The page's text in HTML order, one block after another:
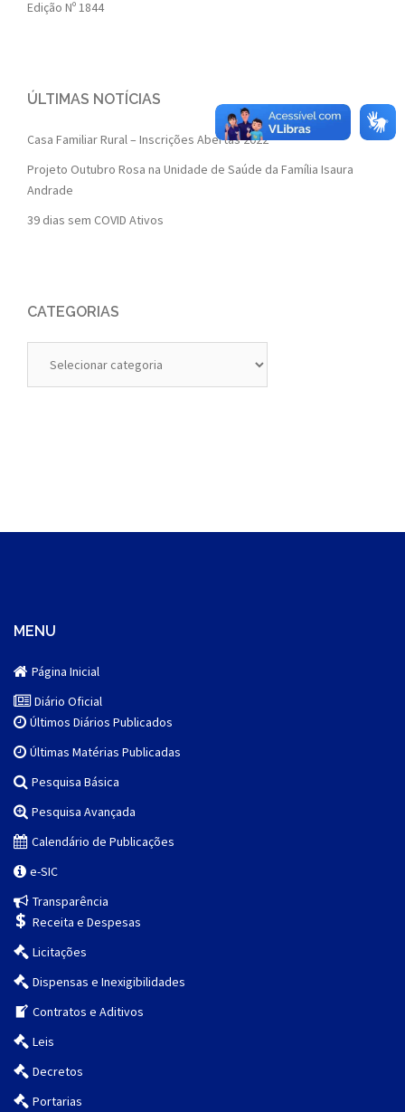
Edição Nº 1844
ÚLTIMAS NOTÍCIAS
Casa Familiar Rural – Inscrições Abertas 2022
Projeto Outubro Rosa na Unidade de Saúde da Família Isaura
Andrade
39 dias sem COVID Ativos
CATEGORIAS
MENU
Página Inicial
Diário Oficial
Últimos Diários Publicados
Últimas Matérias Publicadas
Pesquisa Básica
Pesquisa Avançada
Calendário de Publicações
e-SIC
Transparência
Receita e Despesas
Licitações
Dispensas e Inexigibilidades
Contratos e Aditivos
Leis
Decretos
Portarias